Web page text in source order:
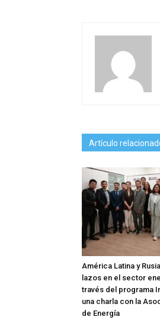
Artículo
América Latina y
lazos en el sector
través del programa
una charla con la
de Energía